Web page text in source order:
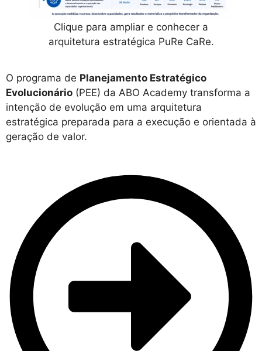
Clique para ampliar e conhecer a
arquitetura estratégica PuRe CaRe.
O programa de Planejamento Estratégico
Evolucionário (PEE) da ABO Academy transforma a
intenção de evolução em uma arquitetura
estratégica preparada para a execução e orientada à
geração de valor.